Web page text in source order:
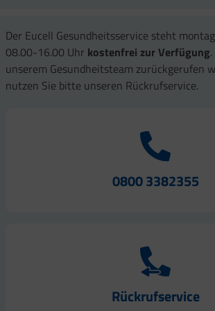
Der Eucell Gesundheitsservice steht
08.00-16.00 Uhr kostenfrei zur Verfügung
unserem Gesundheitsteam zurückgerufen
nutzen Sie bitte unseren Rückrufservice.
0800 3382355
Rückrufservice